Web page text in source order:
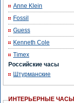
Anne Klein
Fossil
Guess
Kenneth Cole
Timex
Российские часы
Штурманские
ИНТЕРЬЕРНЫЕ ЧАСЫ